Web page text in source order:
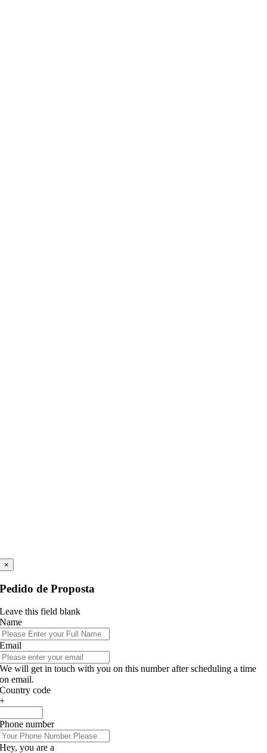
×
Pedido de Proposta
Leave this field blank
Name
Email
We will get in touch with you on this number after scheduling a time
on email.
Country code
+
Phone number
Hey, you are a